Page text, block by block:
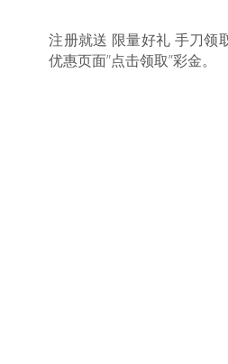
注册就送 限量好礼 手刀领
优惠页面”点击领取”彩金。